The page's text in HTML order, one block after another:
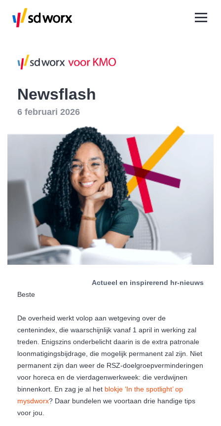
Newsflash
6 februari 2026
Actueel en inspirerend hr-nieuws
Beste
De overheid werkt volop aan wetgeving over de
centenindex, die waarschijnlijk vanaf 1 april in werking zal
treden. Enigszins onderbelicht daarin is de extra patronale
loonmatigingsbijdrage, die mogelijk permanent zal zijn. Niet
permanent zijn dan weer de RSZ-doelgroepverminderingen
voor horeca en de vierdagenwerkweek: die verdwijnen
binnenkort. En zag je al het blokje ‘In the spotlight’ op
mysdworx? Daar bundelen we voortaan drie handige tips
voor jou.